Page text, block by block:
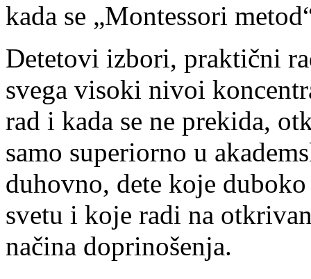
kada se „Montessori
Detetovi izbori, praktični
svega visoki nivoi
rad i kada se ne prekida,
samo superiorno u
duhovno, dete koje
svetu i koje radi na
načina doprinošenja.